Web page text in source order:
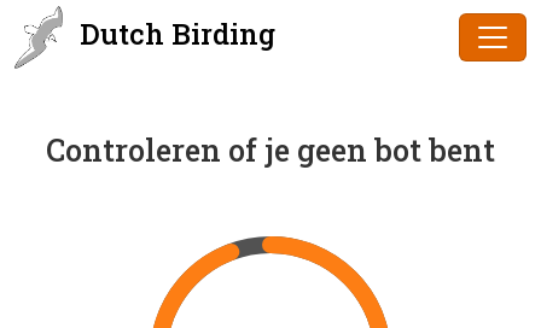
Dutch Birding
Controleren of je geen bot bent